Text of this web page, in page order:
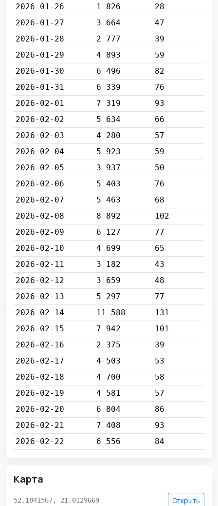
2026-01-26
1 826
28
2026-01-27
3 664
47
2026-01-28
2 777
39
2026-01-29
4 893
59
2026-01-30
6 496
82
2026-01-31
6 339
76
2026-02-01
7 319
93
2026-02-02
5 634
66
2026-02-03
4 280
57
2026-02-04
5 923
59
2026-02-05
3 937
50
2026-02-06
5 403
76
2026-02-07
5 463
68
2026-02-08
8 892
102
2026-02-09
6 127
77
2026-02-10
4 699
65
2026-02-11
3 182
43
2026-02-12
3 659
48
2026-02-13
5 297
77
2026-02-14
11 588
131
2026-02-15
7 942
101
2026-02-16
2 375
39
2026-02-17
4 503
53
2026-02-18
4 700
58
2026-02-19
4 581
57
2026-02-20
6 804
86
2026-02-21
7 408
93
2026-02-22
6 556 84
Карта
52.1841567, 21.0129669 Открыть